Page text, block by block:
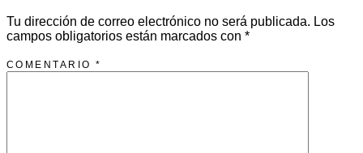
Tu dirección de correo electrónico no será publicada. Los
campos obligatorios están marcados con *
COMENTARIO*